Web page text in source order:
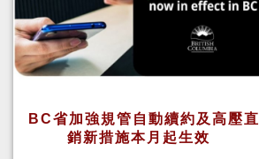
BC省加強規管自動續約及高壓直
銷新措施本月起生效